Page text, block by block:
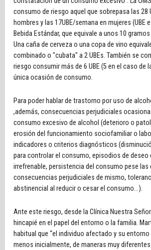
consumo de riesgo aquel que sobrepasa las 28
hombres y las 17UBE/semana en mujeres (UBE
Bebida Estándar, que equivale a unos 10
Una caña de cerveza o una copa de vino
combinado o "cubata" a 2 UBEs. También se
riesgo consumir más de 6 UBE (5 en el caso de
única ocasión de consumo.
Para poder hablar de trastorno por uso de
,además, consecuencias perjudiciales
consumo excesivo de alcohol (deterioro o
erosión del funcionamiento sociofamiliar o
indicadores o criterios diagnósticos
para controlar el consumo, episodios de deseo
irrefrenable, persistencia del consumo pese las
consecuencias perjudiciales de mismo,
abstinencial al reducir o cesar el consumo...).
Ante este riesgo, desde la Clínica Nuestra
hincapié en el papel del entorno o la familia.
habitual que “el individuo afectado y su
menos inicialmente, de maneras muy